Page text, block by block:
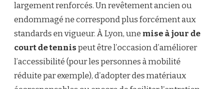
largement renforcés. Un revêtement ancien ou
endommagé ne correspond plus forcément aux
standards en vigueur. À Lyon, une mise à jour de
court de tennispeut être l’occasion d’améliorer
l’accessibilité (pour les personnes à mobilité
réduite par exemple), d’adopter des matériaux